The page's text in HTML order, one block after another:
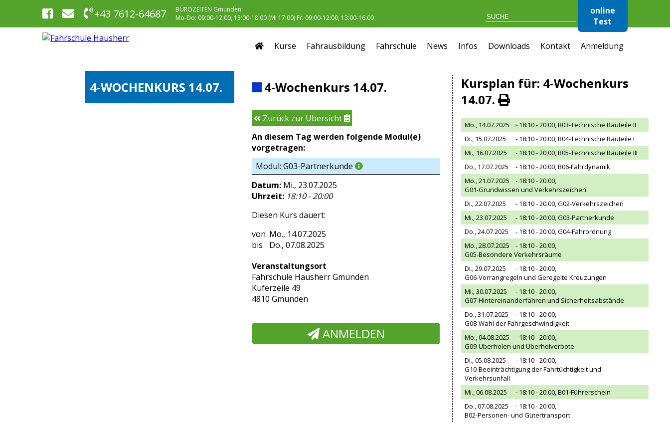
+43 7612-64687
BÜROZEITEN Gmunden
Mo-Do: 09:00-12:00, 13:00-18:00 (Mi 17:00) Fr: 09:00-12:00, 13:00-16:00
online
Test
Kurse Fahrausbildung Fahrschule News Infos Downloads Kontakt Anmeldung
4-WOCHENKURS 14.07. 4-Wochenkurs 14.07.
Zurück zur Übersicht
An diesem Tag werden folgende Modul(e)
vorgetragen:
Modul: G03-Partnerkunde
Datum: Mi., 23.07.2025
Uhrzeit: 18:10 - 20:00
Diesen Kurs dauert:
Mo., 14.07.2025
Do., 07.08.2025
Veranstaltungsort
Fahrschule Hausherr Gmunden
Kuferzeile 49
4810 Gmunden
ANMELDEN
Kursplan für: 4-Wochenkurs
14.07.
Mo., 14.07.2025 - 18:10 - 20:00,B03-Technische Bauteile II
Di., 15.07.2025
- 18:10 - 20:00,B04-Technische Bauteile I
Mi., 16.07.2025
- 18:10 - 20:00,B05-Technische Bauteile III
Do., 17.07.2025
- 18:10 - 20:00,B06-Fahrdynamik
Mo., 21.07.2025
- 18:10 - 20:00,
G01-Grundwissen und Verkehrszeichen
Di., 22.07.2025
- 18:10 - 20:00,G02-Verkehrszeichen
Mi., 23.07.2025
- 18:10 - 20:00,G03-Partnerkunde
Do., 24.07.2025
- 18:10 - 20:00,G04-Fahrordnung
Mo., 28.07.2025
- 18:10 - 20:00,
G05-Besondere Verkehrsräume
Di., 29.07.2025
- 18:10 - 20:00,
G06-Vorrangregeln und Geregelte Kreuzungen
Mi., 30.07.2025
- 18:10 - 20:00,
G07-Hintereinanderfahren und Sicherheitsabstände
Do., 31.07.2025
- 18:10 - 20:00,
G08-Wahl der Fahrgeschwindigkeit
Mo., 04.08.2025
- 18:10 - 20:00,
G09-Überholen und Überholverbote
Di., 05.08.2025
- 18:10 - 20:00,
G10-Beeinträchtigung der Fahrtüchtigkeit und
Verkehrsunfall
Mi., 06.08.2025
- 18:10 - 20:00,B01-Führerschein
Do., 07.08.2025
- 18:10 - 20:00,
B02-Personen- und Gütertransport